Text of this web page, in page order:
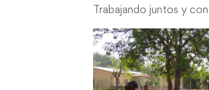
Trabajando juntos y